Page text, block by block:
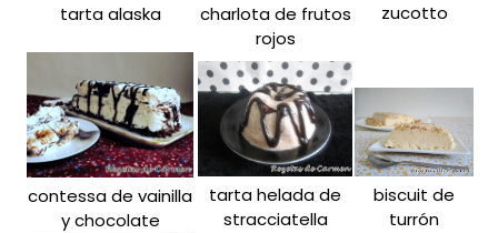
tarta alaska
charlota de frutos
rojos
zucotto
contessa de vainilla
y chocolate
tarta helada de
stracciatella
biscuit de
turrón